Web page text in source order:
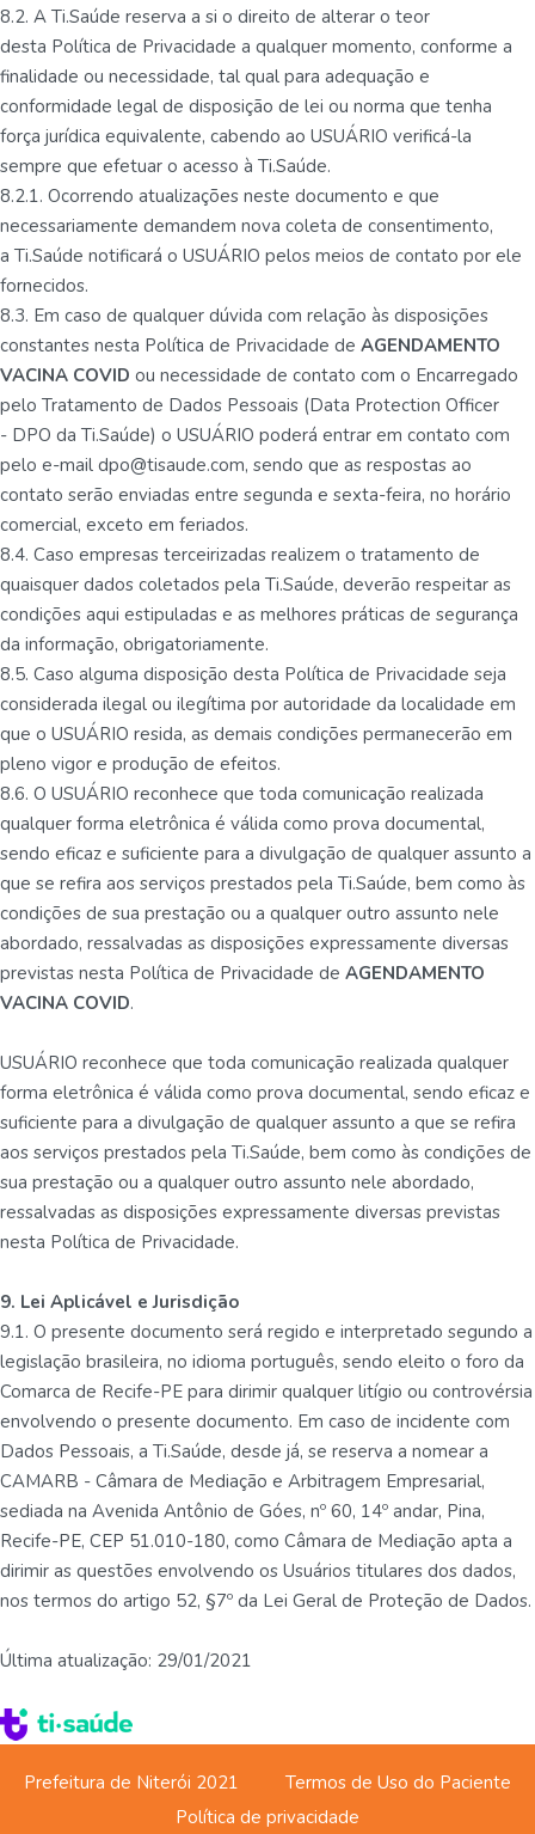
8.2. A Ti.Saúde reserva a si o direito de alterar o teor
desta Política de Privacidade a qualquer momento, conforme a
finalidade ou necessidade, tal qual para adequação e
conformidade legal de disposição de lei ou norma que tenha
força jurídica equivalente, cabendo ao USUÁRIO verificá-la
sempre que efetuar o acesso à Ti.Saúde.
8.2.1. Ocorrendo atualizações neste documento e que
necessariamente demandem nova coleta de consentimento,
a Ti.Saúde notificará o USUÁRIO pelos meios de contato por ele
fornecidos.
8.3. Em caso de qualquer dúvida com relação às disposições
constantes nesta Política de Privacidade de AGENDAMENTO
VACINA COVID ou necessidade de contato com o Encarregado
pelo Tratamento de Dados Pessoais (Data Protection Officer
- DPO da Ti.Saúde) o USUÁRIO poderá entrar em contato com
pelo e-mail dpo@tisaude.com, sendo que as respostas ao
contato serão enviadas entre segunda e sexta-feira, no horário
comercial, exceto em feriados.
8.4. Caso empresas terceirizadas realizem o tratamento de
quaisquer dados coletados pela Ti.Saúde, deverão respeitar as
condições aqui estipuladas e as melhores práticas de segurança
da informação, obrigatoriamente.
8.5. Caso alguma disposição desta Política de Privacidade seja
considerada ilegal ou ilegítima por autoridade da localidade em
que o USUÁRIO resida, as demais condições permanecerão em
pleno vigor e produção de efeitos.
8.6. O USUÁRIO reconhece que toda comunicação realizada
qualquer forma eletrônica é válida como prova documental,
sendo eficaz e suficiente para a divulgação de qualquer assunto a
que se refira aos serviços prestados pela Ti.Saúde, bem como às
condições de sua prestação ou a qualquer outro assunto nele
abordado, ressalvadas as disposições expressamente diversas
previstas nesta Política de Privacidade de AGENDAMENTO
VACINA COVID.
USUÁRIO reconhece que toda comunicação realizada qualquer
forma eletrônica é válida como prova documental, sendo eficaz e
suficiente para a divulgação de qualquer assunto a que se refira
aos serviços prestados pela Ti.Saúde, bem como às condições de
sua prestação ou a qualquer outro assunto nele abordado,
ressalvadas as disposições expressamente diversas previstas
nesta Política de Privacidade.
9. Lei Aplicável e Jurisdição
9.1. O presente documento será regido e interpretado segundo a
legislação brasileira, no idioma português, sendo eleito o foro da
Comarca de Recife-PE para dirimir qualquer litígio ou controvérsia
envolvendo o presente documento. Em caso de incidente com
Dados Pessoais, a Ti.Saúde, desde já, se reserva a nomear a
CAMARB - Câmara de Mediação e Arbitragem Empresarial,
sediada na Avenida Antônio de Góes, nº 60, 14º andar, Pina,
Recife-PE, CEP 51.010-180, como Câmara de Mediação apta a
dirimir as questões envolvendo os Usuários titulares dos dados,
nos termos do artigo 52, §7º da Lei Geral de Proteção de Dados.
Última atualização: 29/01/2021
Prefeitura de Niterói 2021
Termos de Uso do Paciente
Política de privacidade